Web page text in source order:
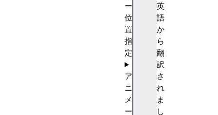
英
語
か
ら
翻
訳
さ
れ
ま
し
ー
位
置
指
定
ア
ニ
メ
ー